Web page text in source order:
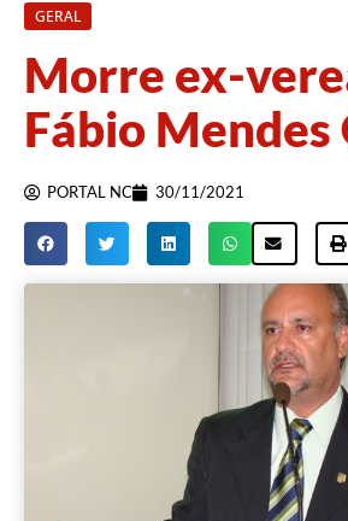
GERAL
Morre ex-
Fábio Mendes
PORTAL NC 30/11/2021